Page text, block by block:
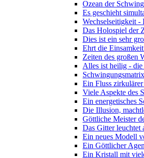
Ozean der
Es geschieht
Wechselseitigkeit -
Das Holospiel der
Dies ist ein sehr
Ehrt die
Zeiten des großen
Alles ist heilig - die
Ein Fluss
Viele Aspekte des
Ein energetisches
Die Illusion,
Göttliche Meister
Das Gitter leuchtet
Ein neues Modell
Ein Göttlicher
Ein Kristall mit